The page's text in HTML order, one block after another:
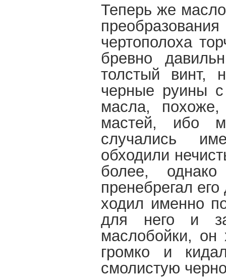
Теперь же
чертополоха
бревно
толстый винт,
черные руины с
масла,
мастей, ибо
случались
обходили
более,
пренебрегал
ходил именно
для него и
маслобойки, он
громко и
смолистую